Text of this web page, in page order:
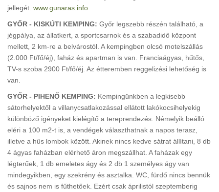
jellegét. www.gunaras.info
GYŐR - KISKÚTI KEMPING: Győr legszebb részén található, a
jégpálya, az állatkert, a sportcsarnok és a szabadidő központ
mellett, 2 km-re a belvárostól. A kempingben olcsó motelszállás
(2.000 Ft/fő/éj), faház és apartman is van. Franciaágyas, hűtős,
TV-s szoba 2900 Ft/fő/éj. Az étteremben reggelizési lehetőség is
van.
GYŐR - PIHENŐ KEMPING: Kempingünkben a legkisebb
sátorhelyektől a villanycsatlakozással ellátott lakókocsihelyekig
különböző igényeket kielégítő a tereprendezés. Némelyik beálló
eléri a 100 m2-t is, a vendégek választhatnak a napos terasz,
illetve a hűs lombok között. Akinek nincs kedve sátrat állítani, 8 db
4 ágyas faházban elérhető áron megszállhat. A faházak egy
légterűek, 1 db emeletes ágy és 2 db 1 személyes ágy van
mindegyikben, egy szekrény és asztalka. WC, fürdő nincs bennük
és sajnos nem is fűthetőek. Ezért csak áprilistól szeptemberig